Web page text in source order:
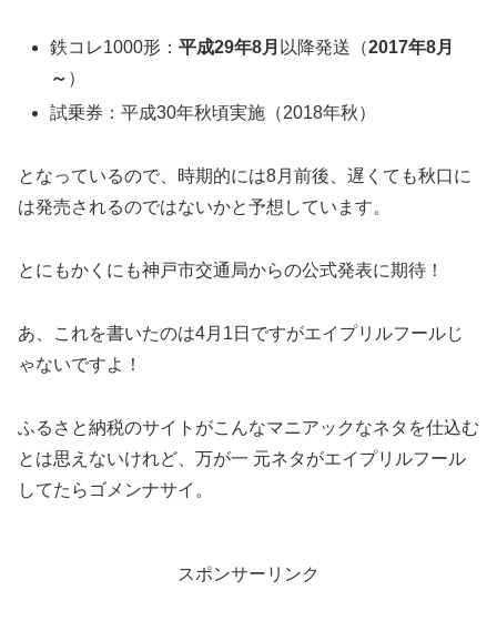
鉄コレ1000形：平成29年8月 以降発送（2017年8月
～ ）
試乗券：平成30年秋頃実施（2018年秋）
となっているので、時期的には8月前後、遅くても秋口に
は発売されるのではないかと予想しています。
とにもかくにも神戸市交通局からの公式発表に期待！
あ、これを書いたのは4月1日ですがエイプリルフールじ
ゃないですよ！
ふるさと納税のサイトがこんなマニアックなネタを仕込む
とは思えないけれど、万が一 元ネタがエイプリルフール
してたらゴメンナサイ。
スポンサーリンク